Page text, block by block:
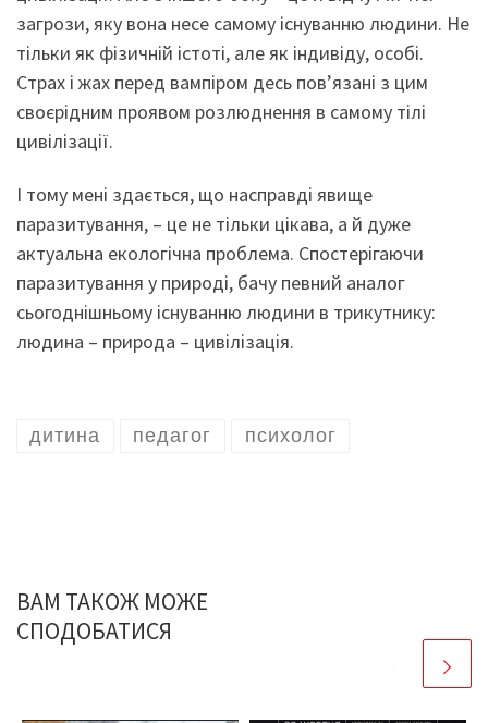
загрози, яку вона несе самому існуванню людини. Не
тільки як фізичній істоті, але як індивіду, особі.
Страх і жах перед вампіром десь пов’язані з цим
своєрідним проявом розлюднення в самому тілі
цивілізації.
І тому мені здається, що насправді явище
паразитування, – це не тільки цікава, а й дуже
актуальна екологічна проблема. Спостерігаючи
паразитування у природі, бачу певний аналог
сьогоднішньому існуванню людини в трикутнику:
людина – природа – цивілізація.
дитина педагог психолог
ВАМ ТАКОЖ МОЖЕ
СПОДОБАТИСЯ